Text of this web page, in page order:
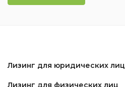
Лизинг для юридических лиц
Лизинг для физических лиц